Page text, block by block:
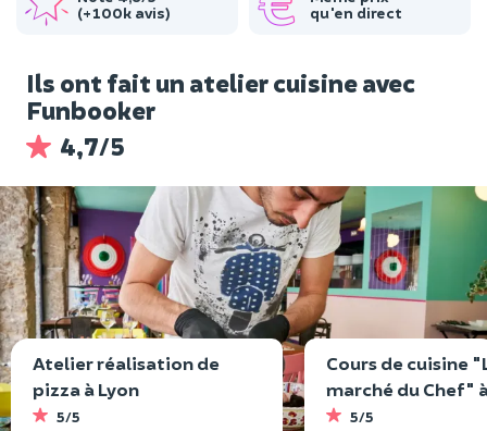
(+100k avis)
qu'en direct
Ils ont fait un atelier cuisine avec
Funbooker
4,7/5
Atelier réalisation de
pizza à Lyon
5/5
Cours de cuisine
marché du Chef"
Toulouse
5/5